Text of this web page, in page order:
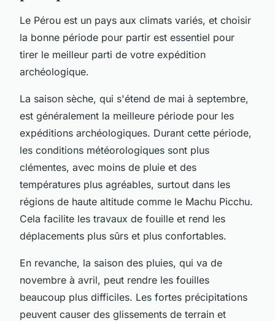
Le Pérou est un pays aux climats variés, et choisir
la bonne période pour partir est essentiel pour
tirer le meilleur parti de votre expédition
archéologique.
La saison sèche, qui s'étend de mai à septembre,
est généralement la meilleure période pour les
expéditions archéologiques. Durant cette période,
les conditions météorologiques sont plus
clémentes, avec moins de pluie et des
températures plus agréables, surtout dans les
régions de haute altitude comme le Machu Picchu.
Cela facilite les travaux de fouille et rend les
déplacements plus sûrs et plus confortables.
En revanche, la saison des pluies, qui va de
novembre à avril, peut rendre les fouilles
beaucoup plus difficiles. Les fortes précipitations
peuvent causer des glissements de terrain et